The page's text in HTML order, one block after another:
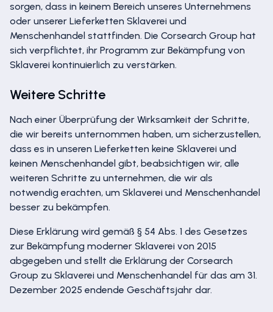
sorgen, dass in keinem Bereich unseres Unternehmens
oder unserer Lieferketten Sklaverei und
Menschenhandel stattfinden. Die Corsearch Group hat
sich verpflichtet, ihr Programm zur Bekämpfung von
Sklaverei kontinuierlich zu verstärken.
Weitere Schritte
Nach einer Überprüfung der Wirksamkeit der Schritte,
die wir bereits unternommen haben, um sicherzustellen,
dass es in unseren Lieferketten keine Sklaverei und
keinen Menschenhandel gibt, beabsichtigen wir, alle
weiteren Schritte zu unternehmen, die wir als
notwendig erachten, um Sklaverei und Menschenhandel
besser zu bekämpfen.
Diese Erklärung wird gemäß § 54 Abs. 1 des Gesetzes
zur Bekämpfung moderner Sklaverei von 2015
abgegeben und stellt die Erklärung der Corsearch
Group zu Sklaverei und Menschenhandel für das am 31.
Dezember 2025 endende Geschäftsjahr dar.